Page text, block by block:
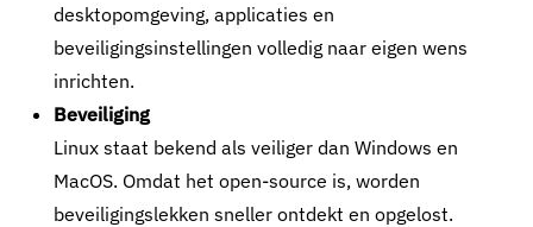
desktopomgeving, applicaties en
beveiligingsinstellingen volledig naar eigen wens
inrichten.
Beveiliging
Linux staat bekend als veiliger dan Windows en
MacOS. Omdat het open-source is, worden
beveiligingslekken sneller ontdekt en opgelost.